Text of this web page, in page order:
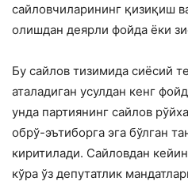
сайловчиларининг қизиқиш
олишдан деярли фойда ёки
Бу сайлов тизимида сиёсий
аталадиган усулдан кенг
унда партиянинг сайлов
обрў-эътиборга эга бўлган
киритилади. Сайловдан
кўра ўз депутатлик